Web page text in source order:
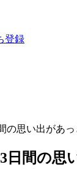
の思い出があ
日間の思